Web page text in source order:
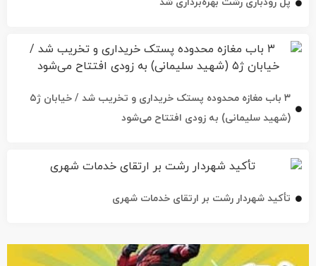
پل رودباری رشت بهره‌برداری شد
۳ باب مغازه محدوده پستک خریداری و تخریب شد / خیابان ژ۵
(شهید سلیمانی) به زودی افتتاح می‌شود
تأکید شهردار رشت بر ارتقای خدمات شهری